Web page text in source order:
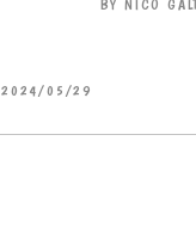
BY NICO
2024/05/29